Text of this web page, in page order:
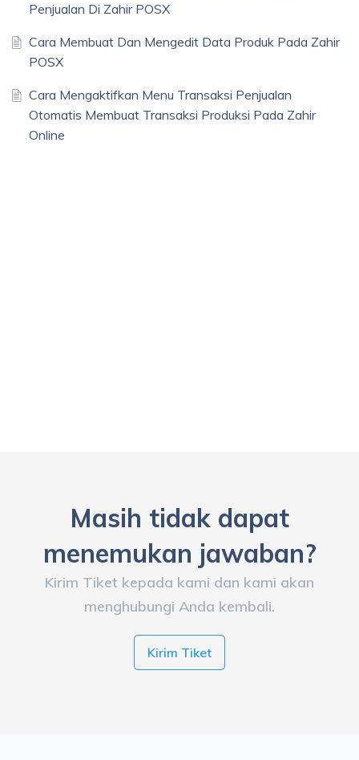
Penjualan Di Zahir POSX
Cara Membuat Dan Mengedit Data Produk Pada Zahir
POSX
Cara Mengaktifkan Menu Transaksi Penjualan
Otomatis Membuat Transaksi Produksi Pada Zahir
Online
Masih tidak dapat
menemukan jawaban?
Kirim Tiket kepada kami dan kami akan
menghubungi Anda kembali.
Kirim Tiket